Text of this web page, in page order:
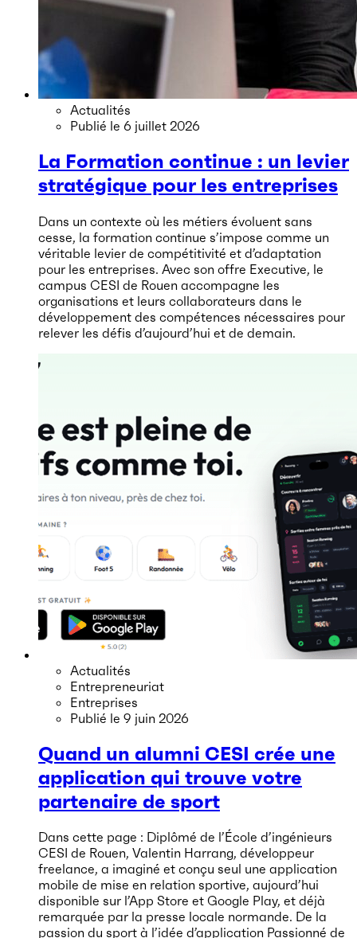
Actualités
Publié le 6 juillet 2026
La Formation continue : un levier
stratégique pour les entreprises
Dans un contexte où les métiers évoluent sans
cesse, la formation continue s’impose comme un
véritable levier de compétitivité et d’adaptation
pour les entreprises. Avec son offre Executive, le
campus CESI de Rouen accompagne les
organisations et leurs collaborateurs dans le
développement des compétences nécessaires pour
relever les défis d’aujourd’hui et de demain.
Actualités
Entrepreneuriat
Entreprises
Publié le 9 juin 2026
Quand un alumni CESI crée une
application qui trouve votre
partenaire de sport
Dans cette page : Diplômé de l’École d’ingénieurs
CESI de Rouen, Valentin Harrang, développeur
freelance, a imaginé et conçu seul une application
mobile de mise en relation sportive, aujourd’hui
disponible sur l’App Store et Google Play, et déjà
remarquée par la presse locale normande. De la
passion du sport à l’idée d’application Passionné de